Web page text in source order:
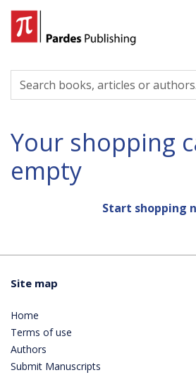
Your shopping
empty
Start shopping
Site map
Home
Terms of use
Authors
Submit Manuscripts